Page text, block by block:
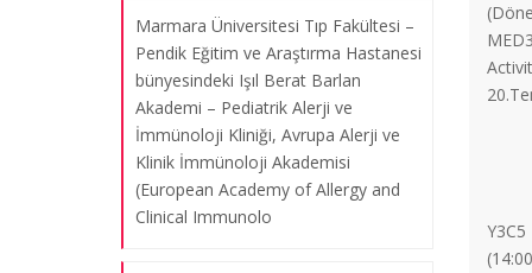
Y3C5
Marmara Üniversitesi Tıp Fakültesi –
Pendik Eğitim ve Araştırma Hastanesi
bünyesindeki Işıl Berat Barlan
Akademi – Pediatrik Alerji ve
İmmünoloji Kliniği, Avrupa Alerji ve
Klinik İmmünoloji Akademisi
(European Academy of Allergy and
Clinical Immunolo
Marmara Üniversitesi Tıp Fakültesi III.
Uluslararası Onkoloji ve Cerrahi
Günleri 2018
04.05.2018